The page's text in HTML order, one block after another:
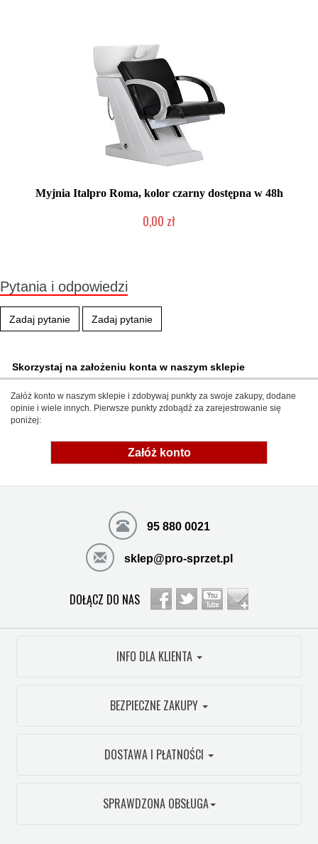
Myjnia Italpro Roma, kolor czarny dostępna w 48h
0,00 zł
Pytania i odpowiedzi
Zadaj pytanie Zadaj pytanie
Skorzystaj na założeniu konta w naszym sklepie
Załóż konto w naszym sklepie i zdobywaj punkty za swoje zakupy, dodane
opinie i wiele innych. Pierwsze punkty zdobądź za zarejestrowanie się
poniżej:
Załóż konto
95 880 0021
sklep@pro-sprzet.pl
DOŁĄCZ DO NAS
INFO DLA KLIENTA
BEZPIECZNE ZAKUPY
DOSTAWA I PŁATNOŚCI
SPRAWDZONA OBSŁUGA